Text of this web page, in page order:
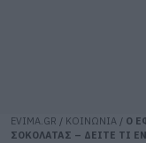
EVIMA.GR / ΚΟΙΝΩΝΙΑ / Ο
ΣΟΚΟΛΑΤΑΣ – ΔΕΙΤΕ ΤΙ